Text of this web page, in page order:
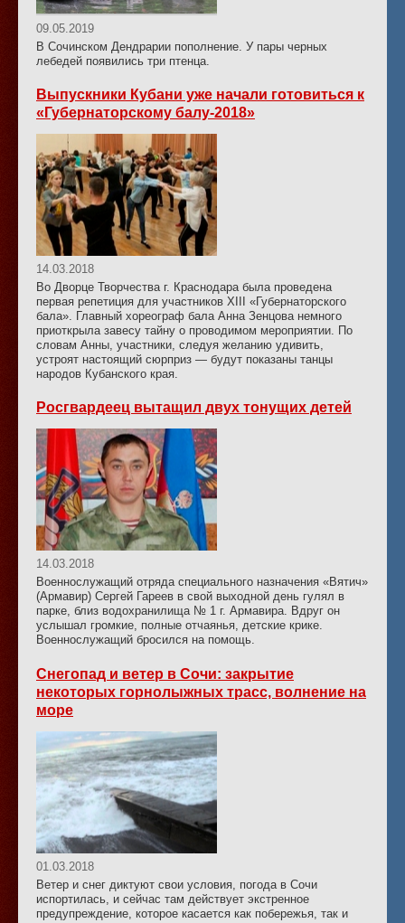
09.05.2019
В Сочинском Дендрарии пополнение. У пары черных
лебедей появились три птенца.
Выпускники Кубани уже начали готовиться к
«Губернаторскому балу-2018»
14.03.2018
Во Дворце Творчества г. Краснодара была проведена
первая репетиция для участников XIII «Губернаторского
бала». Главный хореограф бала Анна Зенцова немного
приоткрыла завесу тайну о проводимом мероприятии. По
словам Анны, участники, следуя желанию удивить,
устроят настоящий сюрприз — будут показаны танцы
народов Кубанского края.
Росгвардеец вытащил двух тонущих детей
14.03.2018
Военнослужащий отряда специального назначения «Вятич»
(Армавир) Сергей Гареев в свой выходной день гулял в
парке, близ водохранилища № 1 г. Армавира. Вдруг он
услышал громкие, полные отчаянья, детские крике.
Военнослужащий бросился на помощь.
Снегопад и ветер в Сочи: закрытие
некоторых горнолыжных трасс, волнение на
море
01.03.2018
Ветер и снег диктуют свои условия, погода в Сочи
испортилась, и сейчас там действует экстренное
предупреждение, которое касается как побережья, так и